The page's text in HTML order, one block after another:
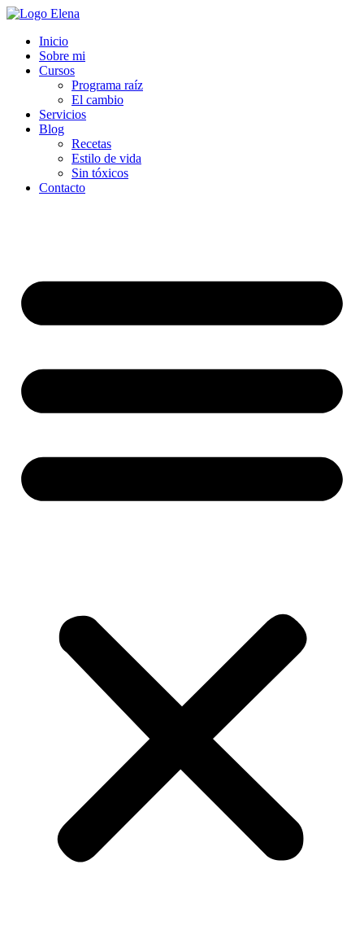
Inicio
Sobre mi
Cursos
Programa raíz
El cambio
Servicios
Blog
Recetas
Estilo de vida
Sin tóxicos
Contacto